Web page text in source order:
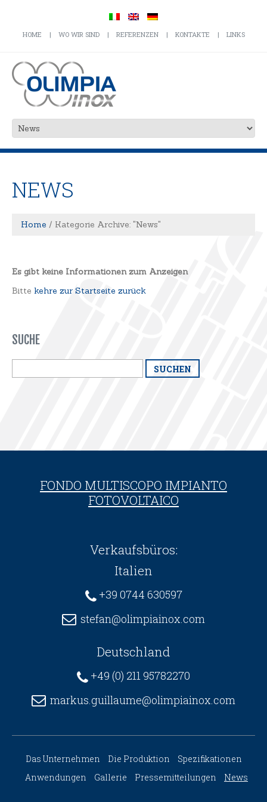
HOME WO WIR SIND REFERENZEN KONTAKTE LINKS
NEWS
Home Kategorie Archive: "News"
Es gibt keine Informationen zum Anzeigen
Bitte kehre zur Startseite zurück
SUCHE
FONDO MULTISCOPO IMPIANTO
FOTOVOLTAICO
Verkaufsbüros:
Italien
+39 0744 630597
stefan@olimpiainox.com
Deutschland
+49 (0) 211 95782270
markus.guillaume@olimpiainox.com
Das Unternehmen Die Produktion
Spezifikationen
Anwendungen
Gallerie Pressemitteilungen News